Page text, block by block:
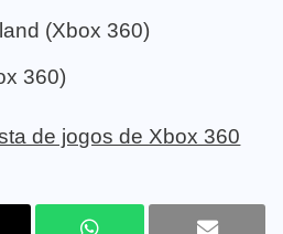
(Xbox 360)
360)
de jogos de Xbox 360